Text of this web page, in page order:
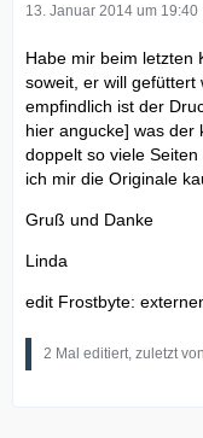
13. Januar 2014 um 19:40
Habe mir beim letzten
soweit, er will
empfindlich ist der
hier angucke] was der
doppelt so viele
ich mir die Originale
Gruß und Danke
Linda
edit Frostbyte:
2 Mal editiert, zuletzt von